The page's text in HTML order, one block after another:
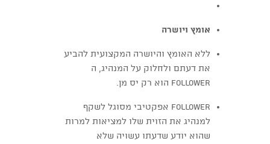
אומץ ויושרה
ללא האומץ והיושרה המקצועית להביע
את דעתם ולחלוק על המנהיג, ה
follower הוא רק יס מן.
Follower אפקטיבי מסוגל לשקף
למנהיג את הזוית שלו למציאות למרות
שהוא יודע שדעתו עשויה שלא